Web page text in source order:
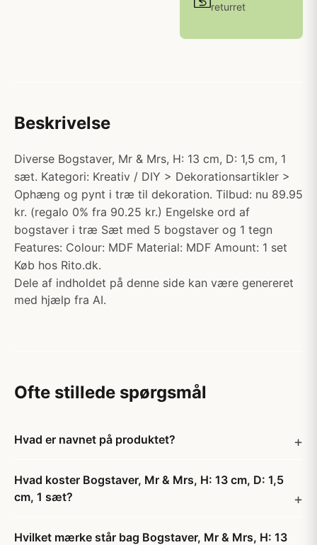
returret
Beskrivelse
Diverse Bogstaver, Mr & Mrs, H: 13 cm, D: 1,5 cm, 1
sæt. Kategori: Kreativ / DIY > Dekorationsartikler >
Ophæng og pynt i træ til dekoration. Tilbud: nu 89.95
kr. (regalo 0% fra 90.25 kr.) Engelske ord af
bogstaver i træ Sæt med 5 bogstaver og 1 tegn
Features: Colour: MDF Material: MDF Amount: 1 set
Køb hos Rito.dk.
Dele af indholdet på denne side kan være genereret
med hjælp fra AI.
Ofte stillede spørgsmål
Hvad er navnet på produktet?
Hvad koster Bogstaver, Mr & Mrs, H: 13 cm, D: 1,5
cm, 1 sæt?
Hvilket mærke står bag Bogstaver, Mr & Mrs, H: 13